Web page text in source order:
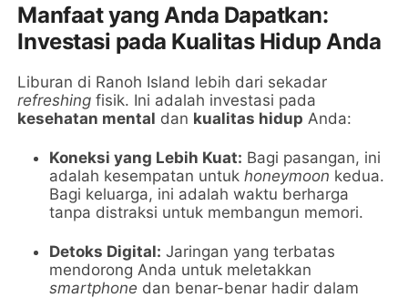
Manfaat yang Anda Dapatkan:
Investasi pada Kualitas Hidup Anda
Liburan di Ranoh Island lebih dari sekadar
refreshing fisik. Ini adalah investasi pada
kesehatan mental dan kualitas hidup Anda:
Koneksi yang Lebih Kuat: Bagi pasangan, ini
adalah kesempatan untukhoneymoon kedua.
Bagi keluarga, ini adalah waktu berharga
tanpa distraksi untuk membangun memori.
Detoks Digital: Jaringan yang terbatas
mendorong Anda untuk meletakkan
smartphone dan benar-benar hadir dalam